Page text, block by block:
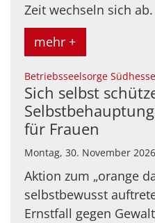
Zeit wechseln sich ab.
mehr +
Betriebsseelsorge
Sich selbst
für Frauen
Montag, 30. November
Aktion zum „orange
selbstbewusst
Ernstfall gegen